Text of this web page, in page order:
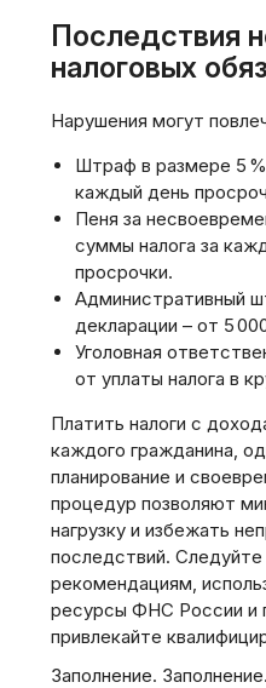
Последствия
налоговых
Нарушения могут
Штраф в размере 5
каждый день
Пеня за
суммы налога за
просрочки.
Административный
декларации – от 5
Уголовная
от уплаты налога в
Платить налоги с
каждого гражданина‚
планирование и
процедур позволяют
нагрузку и избежать
последствий.
рекомендациям‚
ресурсы ФНС России и
привлекайте
Заполнение.